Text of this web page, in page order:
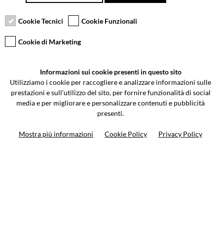
Pagamento sicuro
Resi gratuiti fino a 30
Servizio clienti
Via Galileo Galilei 5 | Verano Brianza (MB) 20843 | ITALY
0362-805407-info@valtermoto.com
Cookie Tecnici Cookie Funzionali
Cookie di Marketing
Informazioni sui cookie presenti in questo sito
Utilizziamo i cookie per raccogliere e analizzare informazioni sulle
prestazioni e sull'utilizzo del sito, per fornire funzionalità di social
media e per migliorare e personalizzare contenuti e pubblicità
presenti.
Mostra più informazioni Cookie Policy Privacy Policy